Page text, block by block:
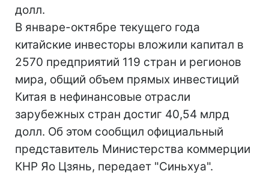
долл.
В январе-октябре текущего года
китайские инвесторы вложили капитал в
2570 предприятий 119 стран и регионов
мира, общий объем прямых инвестиций
Китая в нефинансовые отрасли
зарубежных стран достиг 40,54 млрд
долл. Об этом сообщил официальный
представитель Министерства коммерции
КНР Яо Цзянь, передает "Синьхуа".